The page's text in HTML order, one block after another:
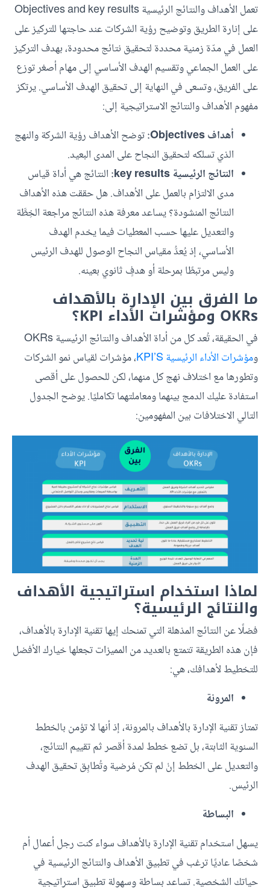
تعمل الأهداف والنتائج الرئيسية Objectives and key results
على إنارة الطريق وتوضيح رؤية الشركات عند حاجتها للتركيز على
العمل في مدّة زمنية محددة لتحقيق نتائج محدودة، بهدف التركيز
على العمل الجماعي وتقسيم الهدف الأساسي إلى مهام أصغر توزع
على الفريق، وتسعى في النهاية إلى تحقيق الهدف الأساسي. يرتكز
مفهوم الأهداف والنتائج الاستراتيجية إلى:
أهداف Objectives:
توضح الأهداف رؤية الشركة والنهج
الذي تسلكه لتحقيق النجاح على المدى البعيد.
النتائج الرئيسية key results:
النتائج هي أداة قياس
مدى الالتزام بالعمل على الأهداف. هل حققت هذه الأهداف
النتائج المنشودة؟ يساعد معرفة هذه النتائج مراجعة الخِطَّة
والتعديل عليها حسب المعطيات فيما يخدم الهدف
الأساسي، إذ يُعدُّ مقياس النجاح الوصول للهدف الرئيس
وليس مرتبطًا بمرحلة أو هدفٍ ثانوي بعينه.
ما الفرق بين الإدارة بالأهداف
OKRs ومؤشرات الأداء KPI؟
في الحقيقة، تُعد كل من أداة الأهداف والنتائج الرئيسية OKRs
ومؤشرات الأداء الرئيسية KPI’S
، مؤشرات لقياس نمو الشركات
وتطورها مع اختلاف نهج كل منهما، لكن للحصول على أقصى
استفادة عليك الدمج بينهما ومعاملتهما تكامليًا. يوضح الجدول
التالي الاختلافات بين المفهومين:
لماذا استخدام استراتيجية الأهداف
والنتائج الرئيسية؟
فضلًا عن النتائج المذهلة التي تمنحك إيها تقنية الإدارة بالأهداف،
فإن هذه الطريقة تتمتع بالعديد من المميزات تجعلها خيارك الأفضل
للتخطيط لأهدافك، هي:
المرونة
تمتاز تقنية الإدارة بالأهداف بالمرونة، إذ أنها لا تؤمن بالخطط
السنوية الثابتة، بل تضع خطط لمدة أقصر ثم تقييم النتائج،
والتعديل على الخطط إنْ لم تكن مُرضية وتُطابِق تحقيق الهدف
الرئيس.
البساطة
يسهل استخدام تقنية الإدارة بالأهداف سواء كنت رجل أعمال أم
شخصًا عاديًا ترغب في تطبيق الأهداف والنتائج الرئيسية في
حياتك الشخصية. تساعد بساطة وسهولة تطبيق استراتيجية